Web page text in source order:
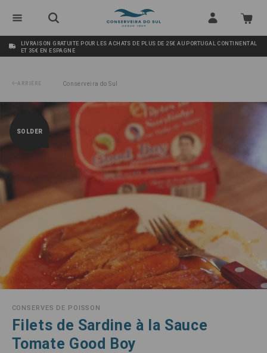
LIVRAISON GRATUITE POUR LES ACHATS DE PLUS DE 25€ AU PORTUGAL CONTINENTAL
ET 35€ EN ESPAGNE
ARRIÈRE Conserveira do Sul
Filets de Sardine à la Sauce Tomate Good Boy
SOLDER
CONSERVES DE POISSON
Filets de Sardine à la Sauce
Tomate Good Boy